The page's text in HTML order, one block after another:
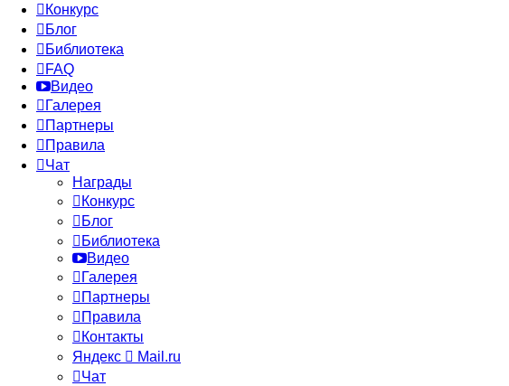
Конкурс
Блог
Библиотека
FAQ
Видео
Галерея
Партнеры
Правила
Чат
Награды
Конкурс
Блог
Библиотека
Видео
Галерея
Партнеры
Правила
Контакты
Яндекс
Mail.ru
Чат